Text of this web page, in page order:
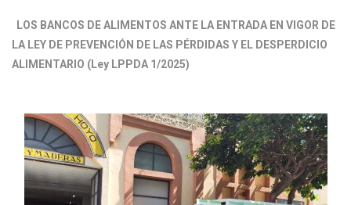
LOS BANCOS DE ALIMENTOS ANTE LA ENTRADA EN VIGOR DE
LA LEY DE PREVENCIÓN DE LAS PÉRDIDAS Y EL DESPERDICIO
ALIMENTARIO (Ley LPPDA 1/2025)